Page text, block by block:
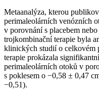
Metaanalýza, kterou
perimaleolárních venózních
v porovnání s placebem
trojkombinační terapie byla
klinických studií o celkovém
terapie prokázala
perimaleolárních otoků v
s poklesem o −0,58 ± 0,47
−0,51).